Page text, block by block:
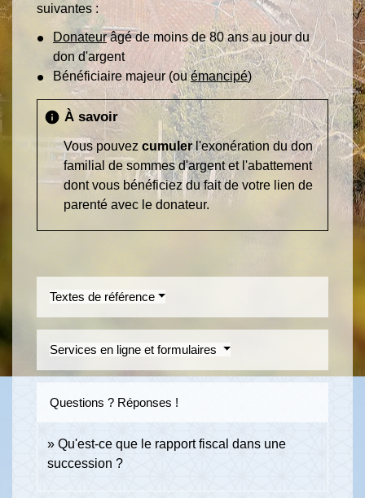
suivantes :
Donateurâgé de moins de 80 ans au jour du
don d'argent
Bénéficiaire majeur (ouémancipé)
info À savoir
Vous pouvez cumulerl'exonération du don
familial de sommes d'argent et l'abattement
dont vous bénéficiez du fait de votre lien de
parenté avec le donateur.
Textes de référence
Services en ligne et formulaires
Questions ? Réponses !
Qu'est-ce que le rapport fiscal dans une
succession ?